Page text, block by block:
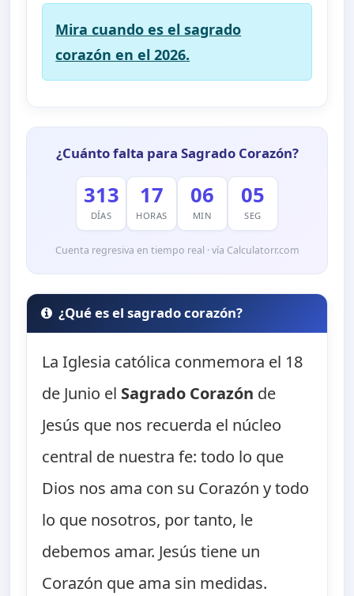
Mira cuando es el sagrado
corazón en el 2026.
¿Cuánto falta para Sagrado Corazón?
313
DÍAS
17
HORAS
06
MIN
04
SEG
Cuenta regresiva en tiempo real · vía Calculatorr.com
¿Qué es el sagrado corazón?
La Iglesia católica conmemora el 18
de Junio el Sagrado Corazón de
Jesús que nos recuerda el núcleo
central de nuestra fe: todo lo que
Dios nos ama con su Corazón y todo
lo que nosotros, por tanto, le
debemos amar. Jesús tiene un
Corazón que ama sin medidas.